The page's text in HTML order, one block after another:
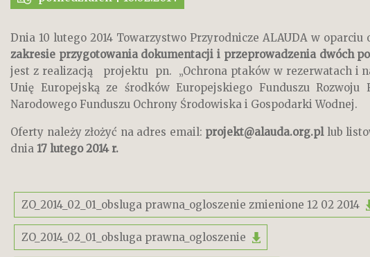
Dnia 10 lutego 2014 Towarzystwo Przyrodnicze ALAUDA w oparciu
zakresie przygotowania dokumentacji i przeprowadzenia dwóch
jest z realizacją projektu pn. „Ochrona ptaków w rezerwatach i
Unię Europejską ze środków Europejskiego Funduszu
Narodowego Funduszu Ochrony Środowiska i Gospodarki Wodnej.
Oferty należy złożyć na adres email: projekt@alauda.org.pllub
dnia 17 lutego 2014 r.
ZO_2014_02_01_obsluga prawna_ogloszenie zmienione 12 02 2014
ZO_2014_02_01_obsluga prawna_ogloszenie